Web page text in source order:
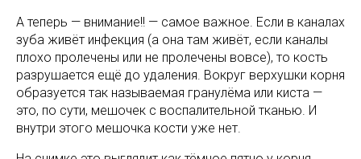
А теперь — внимание!! — самое важное. Если в каналах
зуба живёт инфекция (а она там живёт, если каналы
плохо пролечены или не пролечены вовсе), то кость
разрушается ещё до удаления. Вокруг верхушки корня
образуется так называемая гранулёма или киста —
это, по сути, мешочек с воспалительной тканью. И
внутри этого мешочка кости уже нет.